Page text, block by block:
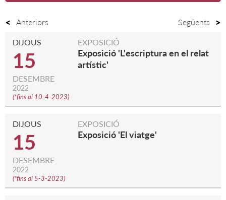
Anteriors Següents
DIJOUS
15
DESEMBRE
2022
(*fins al 10-4-2023)
EXPOSICIÓ
Exposició 'L'escriptura en el relat
artístic'
DIJOUS
15
DESEMBRE
2022
(*fins al 5-3-2023)
EXPOSICIÓ
Exposició 'El viatge'